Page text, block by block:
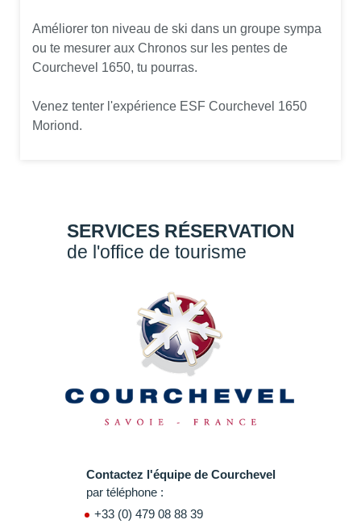
Améliorer ton niveau de ski dans un groupe sympa
ou te mesurer aux Chronos sur les pentes de
Courchevel 1650, tu pourras.
Venez tenter l'expérience ESF Courchevel 1650
Moriond.
SERVICES RÉSERVATION
de l'office de tourisme
Contactez l'équipe de Courchevel
par téléphone :
+33 (0) 479 08 88 39